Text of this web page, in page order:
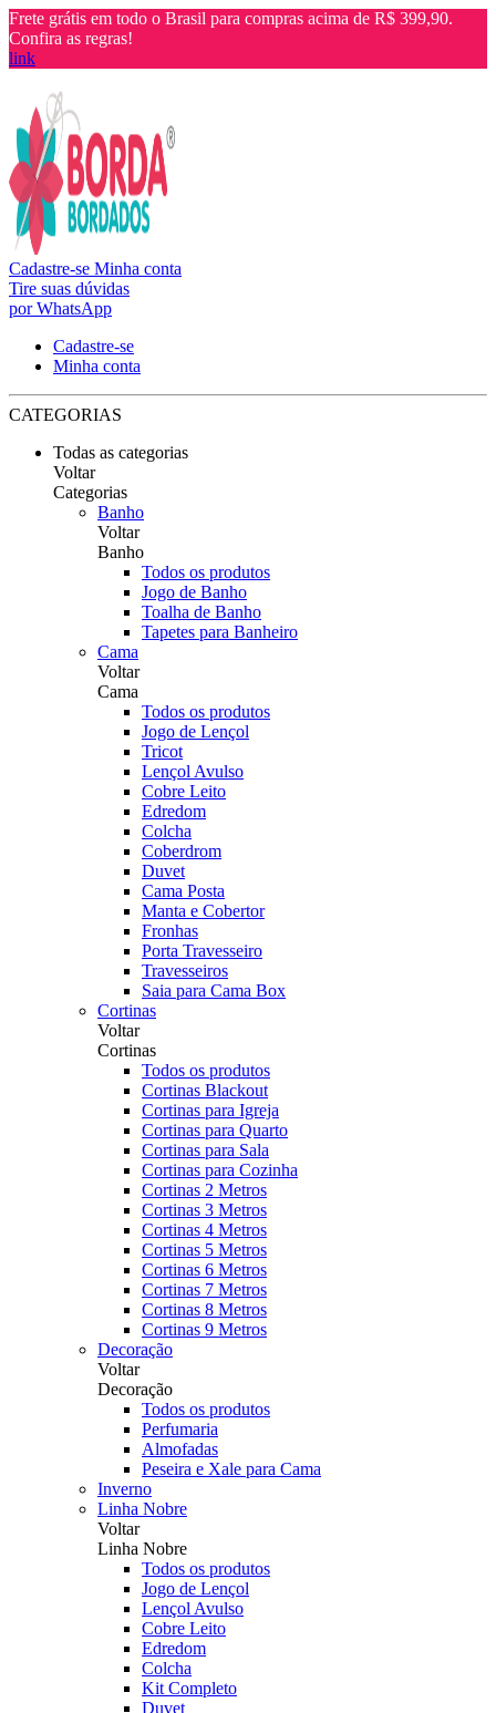
Frete grátis em todo o Brasil para compras acima de R$ 399,90.
Confira as regras!
link
Cadastre-se Minha conta
Tire suas dúvidas
por WhatsApp
Cadastre-se
Minha conta
CATEGORIAS
Todas as categorias
Voltar
Categorias
Banho
Voltar
Banho
Todos os produtos
Jogo de Banho
Toalha de Banho
Tapetes para Banheiro
Cama
Voltar
Cama
Todos os produtos
Jogo de Lençol
Tricot
Lençol Avulso
Cobre Leito
Edredom
Colcha
Coberdrom
Duvet
Cama Posta
Manta e Cobertor
Fronhas
Porta Travesseiro
Travesseiros
Saia para Cama Box
Cortinas
Voltar
Cortinas
Todos os produtos
Cortinas Blackout
Cortinas para Igreja
Cortinas para Quarto
Cortinas para Sala
Cortinas para Cozinha
Cortinas 2 Metros
Cortinas 3 Metros
Cortinas 4 Metros
Cortinas 5 Metros
Cortinas 6 Metros
Cortinas 7 Metros
Cortinas 8 Metros
Cortinas 9 Metros
Decoração
Voltar
Decoração
Todos os produtos
Perfumaria
Almofadas
Peseira e Xale para Cama
Inverno
Linha Nobre
Voltar
Linha Nobre
Todos os produtos
Jogo de Lençol
Lençol Avulso
Cobre Leito
Edredom
Colcha
Kit Completo
Duvet